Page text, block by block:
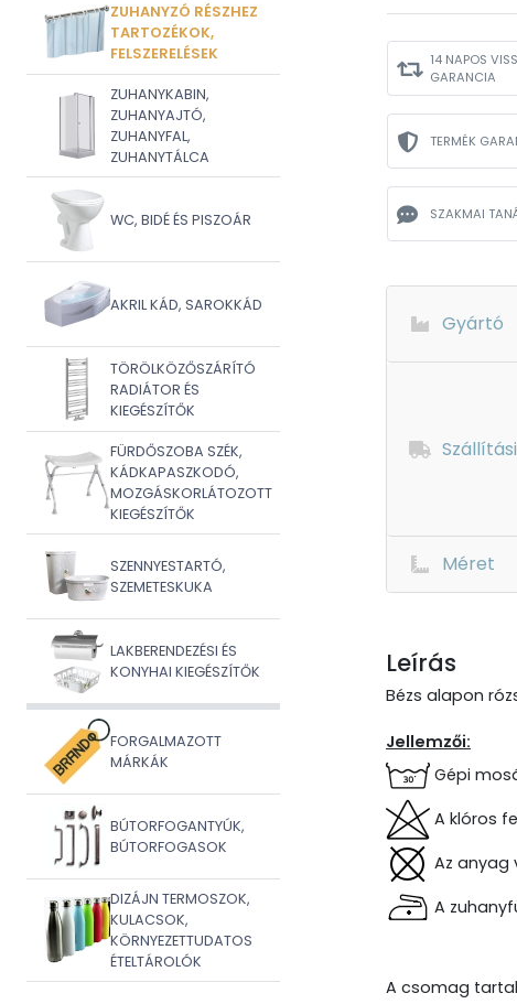
ZUHANYZÓ RÉSZHEZ
TARTOZÉKOK,
FELSZERELÉSEK
ZUHANYKABIN,
ZUHANYAJTÓ,
ZUHANYFAL,
ZUHANYTÁLCA
WC, BIDÉ ÉS PISZOÁR
AKRIL KÁD, SAROKKÁD
TÖRÖLKÖZŐSZÁRÍTÓ
RADIÁTOR ÉS
KIEGÉSZÍTŐK
FÜRDŐSZOBA SZÉK,
KÁDKAPASZKODÓ,
MOZGÁSKORLÁTOZOTT
KIEGÉSZÍTŐK
SZENNYESTARTÓ,
SZEMETESKUKA
LAKBERENDEZÉSI ÉS
KONYHAI KIEGÉSZÍTŐK
FORGALMAZOTT
MÁRKÁK
BÚTORFOGANTYÚK,
BÚTORFOGASOK
DIZÁJN TERMOSZOK,
KULACSOK,
KÖRNYEZETTUDATOS
ÉTELTÁROLÓK
14 NAPOS
GARANCIA
TERMÉK
SZAKMAI
Gyártó
Méret
Leírás
Bézs alapon
Jellemzői:
Gépi
A klóros
Az anyag
A
A csomag